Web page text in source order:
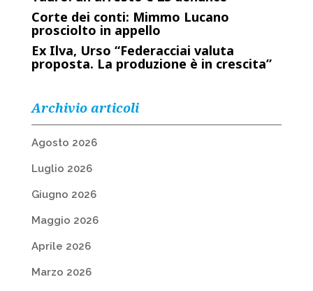
Corte dei conti: Mimmo Lucano
prosciolto in appello
Ex Ilva, Urso “Federacciai valuta
proposta. La produzione è in crescita”
Archivio articoli
Agosto 2026
Luglio 2026
Giugno 2026
Maggio 2026
Aprile 2026
Marzo 2026